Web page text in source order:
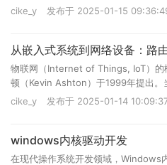
避检测以及持久化运行
cike_y 发布于 2025-01-15
从嵌入式系统到网络设备：路
物联网（Internet of Things, IoT）的
顿（Kevin Ashton）于1999年提出。
（MIT）的自动识别中心（Auto-ID
cike_y 发布于 2025-01-14
windows内核驱动开发
在现代操作系统开发领域，Windows